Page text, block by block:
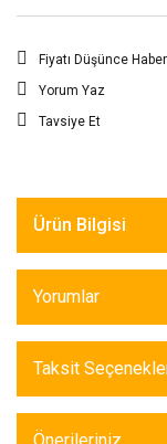
Fiyatı Düşünce
Yorum Yaz
Tavsiye Et
Ürün Bilgisi
Yorumlar
Taksit